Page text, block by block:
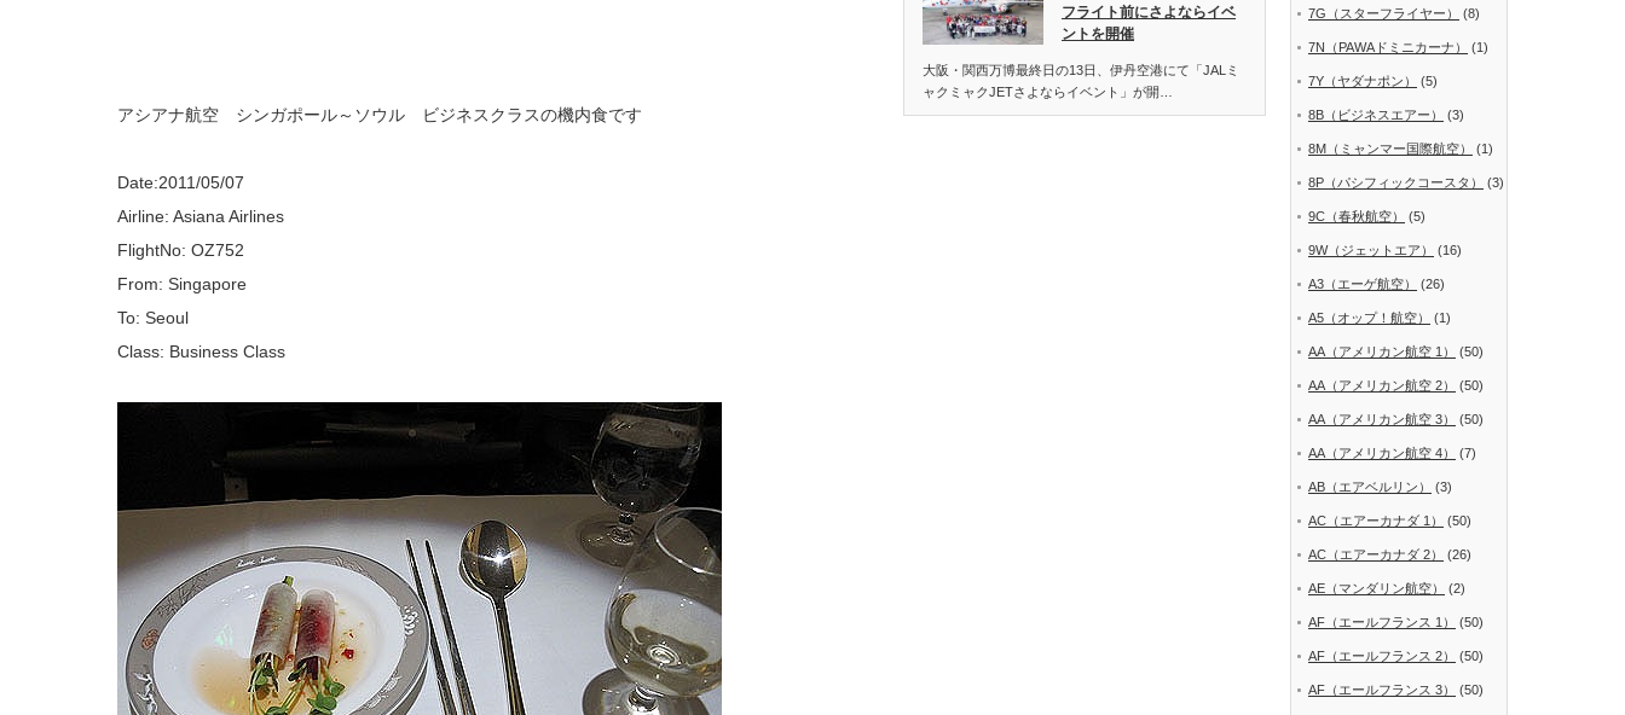
アシアナ航空 シンガポール～ソウル ビジネスクラスの機内食です
Date:2011/05/07
Airline: Asiana Airlines
FlightNo: OZ752
From: Singapore
To: Seoul
Class: Business Class
フライト前にさよならイベ
ントを開催
大阪・関西万博最終日の13日、伊丹空港にて「JALミ
ャクミャクJETさよならイベント」が開…
7G（スターフライヤー） (8)
7N（PAWAドミニカーナ） (1)
7Y（ヤダナポン） (5)
8B（ビジネスエアー） (3)
8M（ミャンマー国際航空） (1)
8P（パシフィックコースタ） (3)
9C（春秋航空） (5)
9W（ジェットエア） (16)
A3（エーゲ航空） (26)
A5（オップ！航空） (1)
AA（アメリカン航空 1） (50)
AA（アメリカン航空 2） (50)
AA（アメリカン航空 3） (50)
AA（アメリカン航空 4） (7)
AB（エアベルリン） (3)
AC（エアーカナダ 1） (50)
AC（エアーカナダ 2） (26)
AE（マンダリン航空） (2)
AF（エールフランス 1） (50)
AF（エールフランス 2） (50)
AF（エールフランス 3） (50)